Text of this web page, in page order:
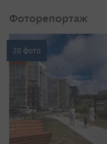
Фоторепортаж
20 фото